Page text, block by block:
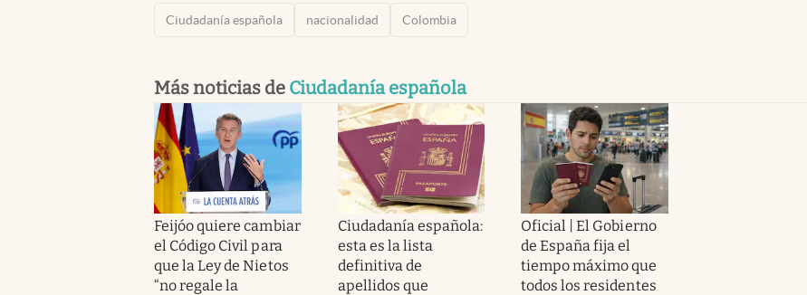
Ciudadanía española nacionalidad Colombia
Más noticias de Ciudadanía española
Feijóo quiere cambiar
el Código Civil para
que la Ley de Nietos
“no regale la
Ciudadanía española:
esta es la lista
definitiva de
apellidos que
Oficial | El Gobierno
de España fija el
tiempo máximo que
todos los residentes